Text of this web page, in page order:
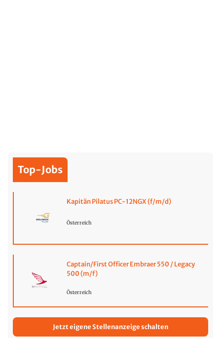
Top-Jobs
Kapitän Pilatus PC-12NGX (f/m/d)
Österreich
Captain/First Officer Embraer 550 / Legacy
500 (m/f)
Österreich
Jetzt eigene Stellenanzeige schalten